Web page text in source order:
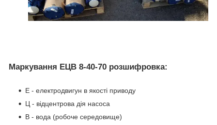
Маркування ЕЦВ 8-40-70 розшифровка:
Е - електродвигун в якості приводу
Ц - відцентрова дія насоса
В - вода (робоче середовище)